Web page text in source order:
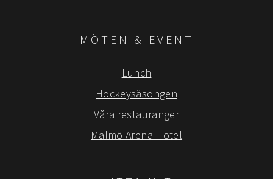
MÖTEN & EVENT
Lunch
Hockeysäsongen
Våra restauranger
Malmö Arena Hotel